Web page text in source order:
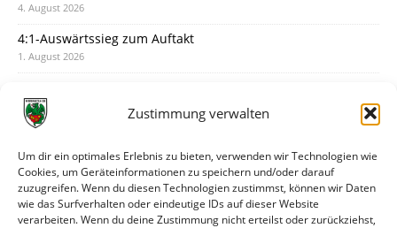
Zustimmung verwalten
Um dir ein optimales Erlebnis zu bieten, verwenden wir Technologien wie
Cookies, um Geräteinformationen zu speichern und/oder darauf
zuzugreifen. Wenn du diesen Technologien zustimmst, können wir Daten
wie das Surfverhalten oder eindeutige IDs auf dieser Website
verarbeiten. Wenn du deine Zustimmung nicht erteilst oder zurückziehst,
4. August 2026
4:1-Auswärtssieg zum Auftakt
1. August 2026
31. Juli 2026
30. Juli 2026
Deine Spielminute: 89+1
28. Juli 2026